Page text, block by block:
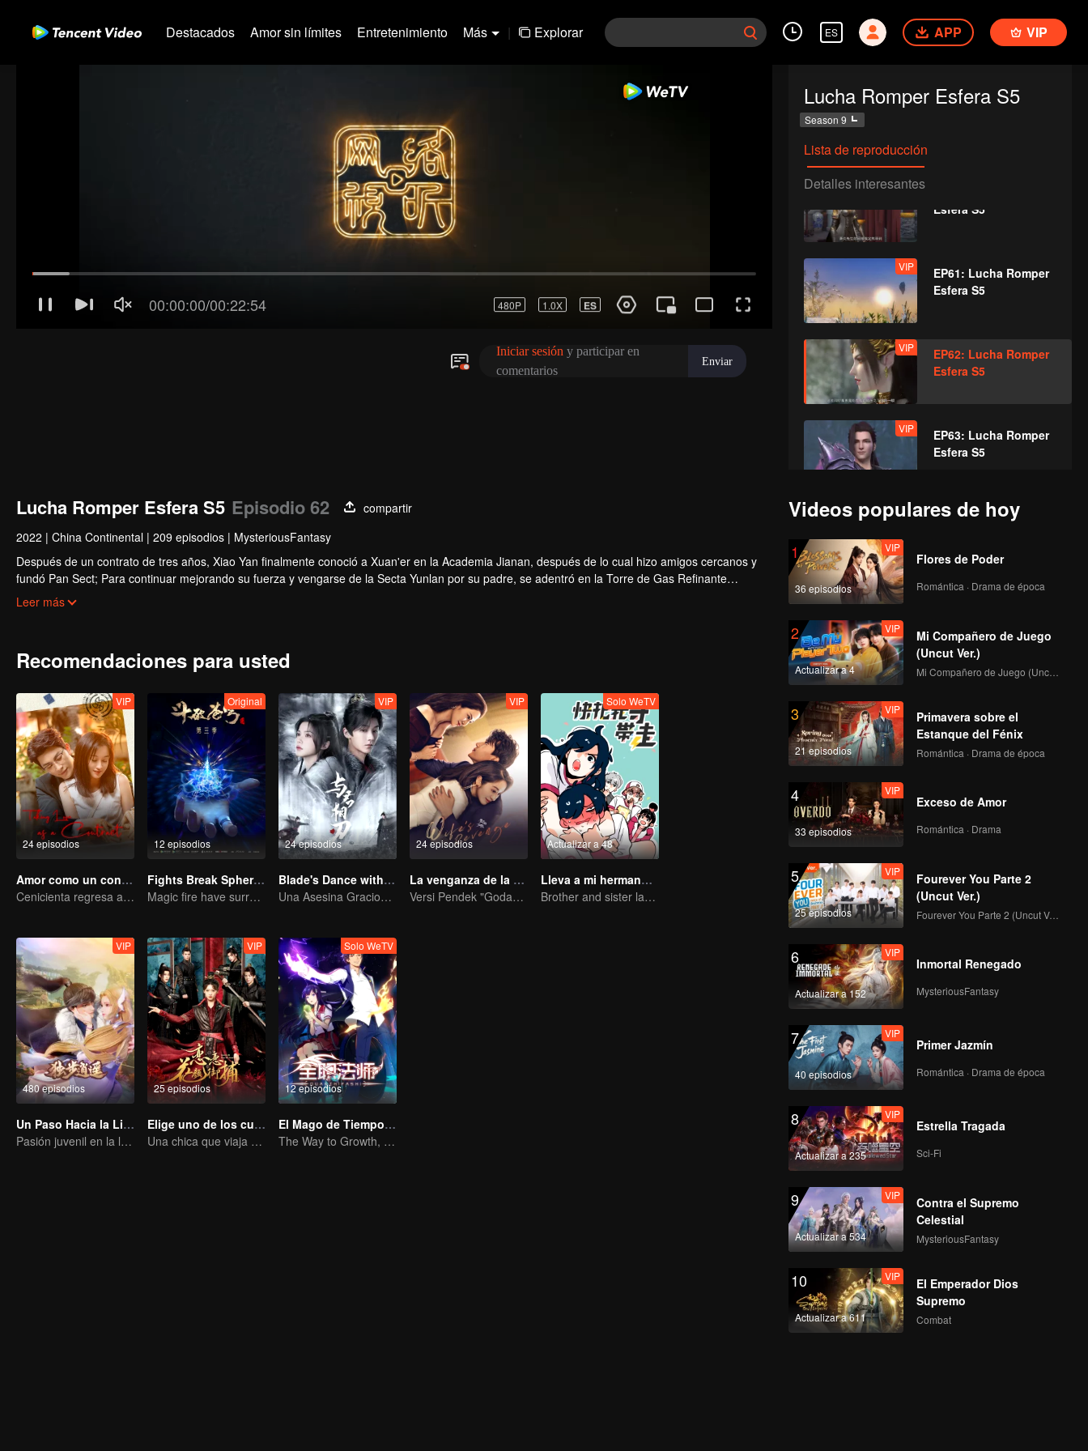
Destacados Amor sin límites Entretenimiento Más | Explorar ES APP VIP
Lucha Romper Esfera S5
Season 9
Lista de reproducción
Detalles interesantes
VIP
EP58: Lucha Romper
Esfera S5
VIP
VIP
Esfera S5
VIP
EP61: Lucha Romper
Esfera S5
VIP
EP62: Lucha Romper
Esfera S5
VIP
EP63: Lucha Romper
Esfera S5
VIP
EP64: Lucha Romper
VIP
EP65: Lucha Romper
VIP
EP66: Lucha Romper
VIP
EP67: Lucha Romper
VIP
VIP
EP69: Lucha Romper
VIP
EP70: Lucha Romper
VIP
EP71: Lucha Romper
VIP
VIP
EP73: Lucha Romper
VIP
EP74: Lucha Romper
Lucha Romper Esfera S5 Episodio 62
compartir
2022 | China Continental | 209 episodios | MysteriousFantasy
Después de un contrato de tres años, Xiao Yan finalmente conoció a Xuan'er en la Academia Jianan, después de lo cual hizo amigos cercanos y
fundó Pan Sect; Para continuar mejorando su fuerza y ​​vengarse de la Secta Yunlan por su padre, se adentró en la Torre de Gas Refinante
Ardiente del Cielo para devorar al Corazón Caído Yan con su riesgo personal...
Leer más
Recomendaciones para usted
24 episodios
VIP
Amor como un contrato
Cenicienta regresa a la alta sociedad y encuentra el amor con el presidente
12 episodios
Original
Fights Break Sphere S3
Magic fire have surrendered! Xiao Yan mastered the fighting skill——Buddha anger Lotus!
24 episodios
VIP
Blade's Dance with You
Una Asesina Graciosa Persigue el Corazón del Príncipe
24 episodios
VIP
La venganza de la esposa
Versi Pendek "Godaan Pulang"
Actualizar a 48
Solo WeTV
Lleva a mi hermano lejos
Brother and sister laugh so hard everyday.
480 episodios
VIP
Un Paso Hacia la Libertad
Pasión juvenil en la lucha mundana
25 episodios
VIP
Elige uno de los cuatro
Una chica que viaja en el tiempo conquista a cuatro apuestos hombres
12 episodios
Solo WeTV
El Mago de Tiempo Completo Temporada 1
The Way to Growth, Encouragement and Self-improvement
Videos populares de hoy
1
36 episodios
VIP
Flores de Poder
Romántica · Drama de época
2
Actualizar a 4
VIP
Mi Compañero de Juego
(Uncut Ver.)
Mi Compañero de Juego (Uncut Ver.)
3
21 episodios
VIP
Primavera sobre el
Estanque del Fénix
Romántica · Drama de época
4
33 episodios
VIP
Exceso de Amor
Romántica · Drama
5
25 episodios
VIP
Fourever You Parte 2
(Uncut Ver.)
Fourever You Parte 2 (Uncut Ver.)
6
Actualizar a 152
VIP
Inmortal Renegado
MysteriousFantasy
7
40 episodios
VIP
Primer Jazmín
Romántica · Drama de época
8
Actualizar a 235
VIP
Estrella Tragada
Sci-Fi
9
Actualizar a 534
VIP
Contra el Supremo
Celestial
MysteriousFantasy
10
Actualizar a 611
VIP
El Emperador Dios
Supremo
Combat